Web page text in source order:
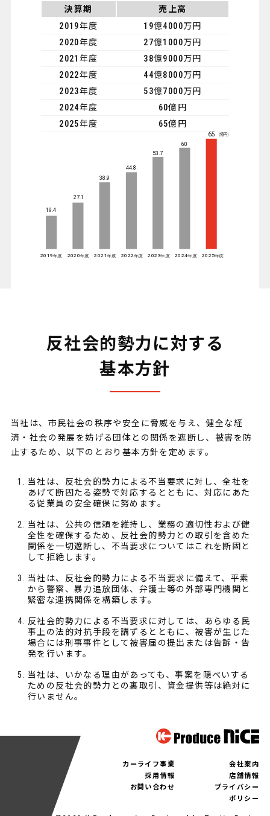
決算期
売上高
2019年度
19億4000万円
2020年度
27億1000万円
2021年度
38億9000万円
2022年度
44億8000万円
2023年度
53億7000万円
2024年度
60億円
2025年度
65億円
反社会的勢力に対する
基本方針
当社は、市民社会の秩序や安全に脅威を与え、健全な経
済・社会の発展を妨げる団体との関係を遮断し、被害を防
止するため、以下のとおり基本方針を定めます。
当社は、反社会的勢力による不当要求に対し、全社を
あげて断固たる姿勢で対応するとともに、対応にあた
る従業員の安全確保に努めます。
当社は、公共の信頼を維持し、業務の適切性および健
全性を確保するため、反社会的勢力との取引を含めた
関係を一切遮断し、不当要求についてはこれを断固と
して拒絶します。
当社は、反社会的勢力による不当要求に備えて、平素
から警察、暴力追放団体、弁護士等の外部専門機関と
緊密な連携関係を構築します。
反社会的勢力による不当要求に対しては、あらゆる民
事上の法的対抗手段を講ずるとともに、被害が生じた
場合には刑事事件として被害届の提出または告訴・告
発を行います。
当社は、いかなる理由があっても、事案を隠ぺいする
ための反社会的勢力との裏取引、資金提供等は絶対に
行いません。
カーライフ事業
会社案内
採用情報
店舗情報
お問い合わせ
プライバシー
ポリシー